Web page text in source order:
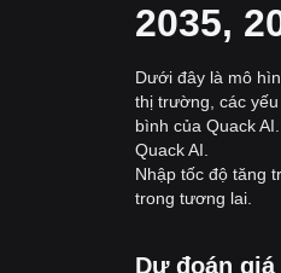
2035,
Dưới đây là mô
thị trường, các
bình của Quack
Quack AI.
Nhập tốc độ tăng
trong tương lai.
Dự đoán